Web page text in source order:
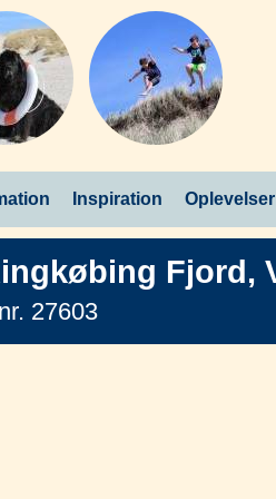
Inspiration Oplevelser
Fjord,
27603